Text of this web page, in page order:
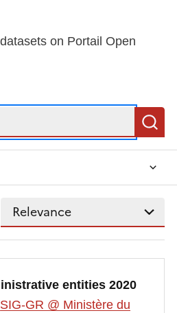
on Portail Open
entities 2020
SIG-GR @ Ministère du